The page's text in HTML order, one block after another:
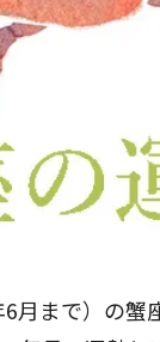
月まで）の